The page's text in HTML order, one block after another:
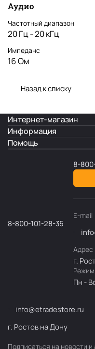
Аудио
Частотный диапазон
20 Гц - 20 кГц
Импеданс
16 Ом
Назад к списку
Интернет-магазин
Информация
Помощь
8-800-101-28-35
8-
E-mail
Адрес
г.
Пн -
info@etradestore.ru
г. Ростов на Дону
Подписаться на новости и